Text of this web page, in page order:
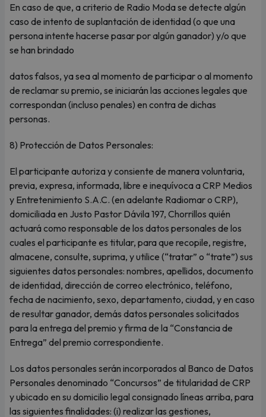
En caso de que, a criterio de Radio Moda se detecte algún
caso de intento de suplantación de identidad (o que una
persona intente hacerse pasar por algún ganador) y/o que
se han brindado
datos falsos, ya sea al momento de participar o al momento
de reclamar su premio, se iniciarán las acciones legales que
correspondan (incluso penales) en contra de dichas
personas.
8) Protección de Datos Personales:
El participante autoriza y consiente de manera voluntaria,
previa, expresa, informada, libre e inequívoca a CRP Medios
y Entretenimiento S.A.C. (en adelante Radiomar o CRP),
domiciliada en Justo Pastor Dávila 197, Chorrillos quién
actuará como responsable de los datos personales de los
cuales el participante es titular, para que recopile, registre,
almacene, consulte, suprima, y utilice (“tratar” o “trate”) sus
siguientes datos personales: nombres, apellidos, documento
de identidad, dirección de correo electrónico, teléfono,
fecha de nacimiento, sexo, departamento, ciudad, y en caso
de resultar ganador, demás datos personales solicitados
para la entrega del premio y firma de la “Constancia de
Entrega” del premio correspondiente.
Los datos personales serán incorporados al Banco de Datos
Personales denominado “Concursos” de titularidad de CRP
y ubicado en su domicilio legal consignado líneas arriba, para
las siguientes finalidades: (i) realizar las gestiones,